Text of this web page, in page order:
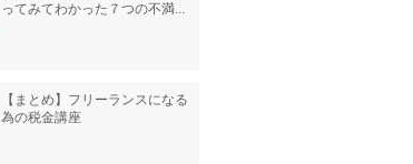
ってみてわかった７つの不満...
【まとめ】フリーランスになる
為の税金講座